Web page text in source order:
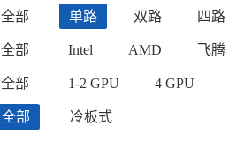
全部 单路 双路 四路
全部 Intel AMD 飞腾
全部 1-2 GPU 4 GPU
全部 冷板式